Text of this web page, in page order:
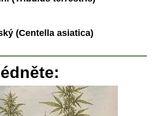
(Centella asiatica)